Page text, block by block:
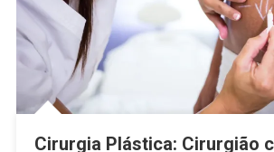
Cirurgia Plástica: Cirurgião